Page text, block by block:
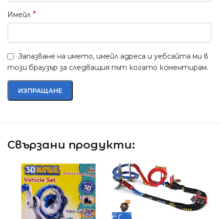
Имейл *
Запазване на името, имейл адреса и уебсайта ми в
този браузър за следващия път когато коментирам.
Свързани продукти: